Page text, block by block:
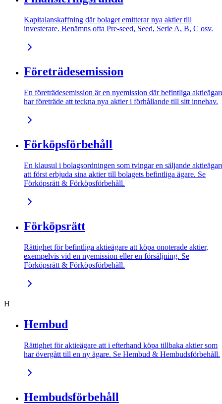
Kapitalanskaffning där bolaget emitterar nya aktier till
investerare. Benämns ofta Pre-seed, Seed, Serie A, B, C osv.
Företrädesemission
En företrädesemission är en nyemission där befintliga
har företräde att teckna nya aktier i förhållande till sitt innehav.
Förköpsförbehåll
En klausul i bolagsordningen som tvingar en säljande
att först erbjuda sina aktier till bolagets befintliga ägare. Se
Förköpsrätt & Förköpsförbehåll.
Förköpsrätt
Rättighet för befintliga aktieägare att köpa onoterade aktier,
exempelvis vid en nyemission eller en försäljning. Se
Förköpsrätt & Förköpsförbehåll.
H
Hembud
Rättighet för aktieägare att i efterhand köpa tillbaka aktier som
har övergått till en ny ägare. Se Hembud & Hembudsförbehåll.
Hembudsförbehåll